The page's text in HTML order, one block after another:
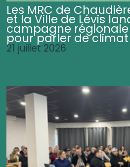
Les MRC de
et la Ville de Lévis
campagne
pour parler de
21 juillet 2026